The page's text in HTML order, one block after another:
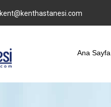
kent@kenthastanesi.com
Ana Sayfa